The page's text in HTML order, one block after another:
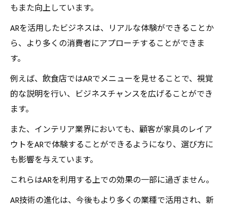
もまた向上しています。
ARを活用したビジネスは、リアルな体験ができることか
ら、より多くの消費者にアプローチすることができま
す。
例えば、飲食店ではARでメニューを見せることで、視覚
的な説明を行い、ビジネスチャンスを広げることができ
ます。
また、インテリア業界においても、顧客が家具のレイア
ウトをARで体験することができるようになり、選び方に
も影響を与えています。
これらはARを利用する上での効果の一部に過ぎません。
AR技術の進化は、今後もより多くの業種で活用され、新